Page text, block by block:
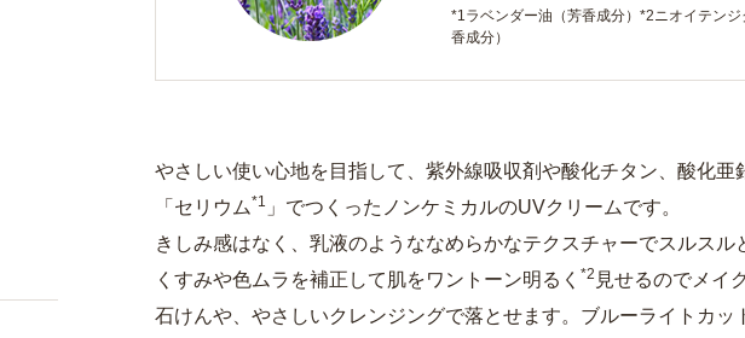
*1ラベンダー油（芳香成分）*2ニオイテン
香成分）
やさしい使い心地を目指して、紫外線吸収剤や酸化チタン、酸化
「セリウム*1 」でつくったノンケミカルのUVクリームです。
きしみ感はなく、乳液のようななめらかなテクスチャーでスルスル
くすみや色ムラを補正して肌をワントーン明るく *2 見せるのでメイ
石けんや、やさしいクレンジングで落とせます。ブルーライトカッ